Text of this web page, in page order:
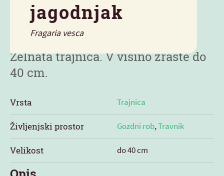
jagodnjak
Fragaria vesca
Značilnosti
Zelnata trajnica. V višino zraste do
40 cm.
Vrsta Trajnica
Življenjski prostor Gozdni rob,Travnik
Velikost do 40 cm